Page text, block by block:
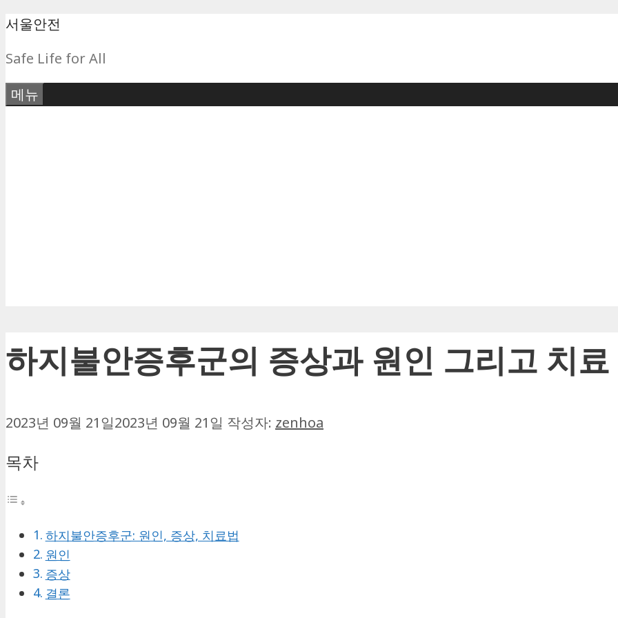
컨
츠
로
건
서울안전
Safe Life for All
메뉴
하지불안증후군의 증상과 원인 그리고 치
2023년 09월 21일2023년 09월 21일 작성자: zenhoa
목차
하지불안증후군: 원인, 증상, 치료법
원인
증상
결론